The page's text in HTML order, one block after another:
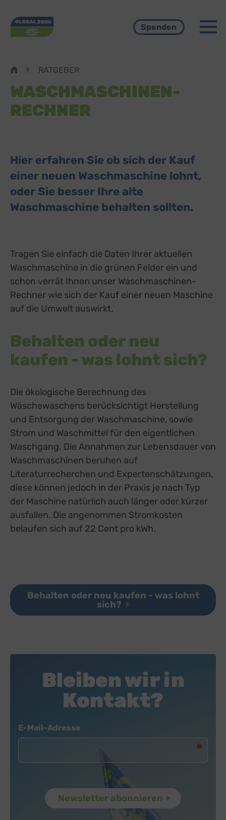
Spenden
RATGEBER
WASCHMASCHINEN-
RECHNER
Hier erfahren Sie ob sich der Kauf
einer neuen Waschmaschine lohnt,
oder Sie besser Ihre alte
Waschmaschine behalten sollten.
Tragen Sie einfach die Daten Ihrer aktuellen
Waschmaschine in die grünen Felder ein und
schon verrät Ihnen unser Waschmaschinen-
Rechner wie sich der Kauf einer neuen Maschine
auf die Umwelt auswirkt.
Behalten oder neu
kaufen - was lohnt sich?
Die ökologische Berechnung des
Wäschewaschens berücksichtigt Herstellung
und Entsorgung der Waschmaschine, sowie
Strom und Waschmittel für den eigentlichen
Waschgang. Die Annahmen zur Lebensdauer von
Waschmaschinen beruhen auf
Literaturrecherchen und Expertenschätzungen,
diese können jedoch in der Praxis je nach Typ
der Maschine natürlich auch länger oder kürzer
ausfallen. Die angenommen Stromkosten
belaufen sich auf 22 Cent pro kWh.
Behalten oder neu kaufen - was lohnt
sich?
Bleiben wir in
Kontakt?
E-Mail-Adresse